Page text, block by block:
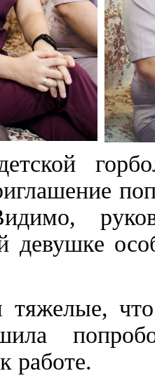
девушке
тяжелые,
работе.